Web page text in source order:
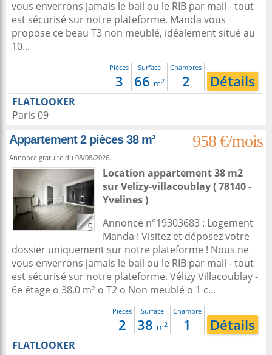
vous enverrons jamais le bail ou le RIB par mail - tout
est sécurisé sur notre plateforme. Manda vous
propose ce beau T3 non meublé, idéalement situé au
10...
Pièces
3
Surface
66 m2
Chambres
2 Détails
FLATLOOKER
Paris 09
Appartement 2 pièces 38 m²
958 €/mois
Annonce gratuite du 08/08/2026.
5
Location appartement 38 m2
surVelizy-villacoublay( 78140 -
Yvelines )
Annonce n°19303683 : Logement
Manda ! Visitez et déposez votre
dossier uniquement sur notre plateforme ! Nous ne
vous enverrons jamais le bail ou le RIB par mail - tout
est sécurisé sur notre plateforme. Vélizy Villacoublay -
6e étage o 38.0 m² o T2 o Non meublé o 1 c...
Pièces
2
Surface
38 m2
Chambre
1 Détails
FLATLOOKER